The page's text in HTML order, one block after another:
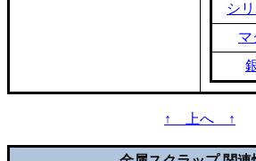
シ
マ
↑ 上へ ↑